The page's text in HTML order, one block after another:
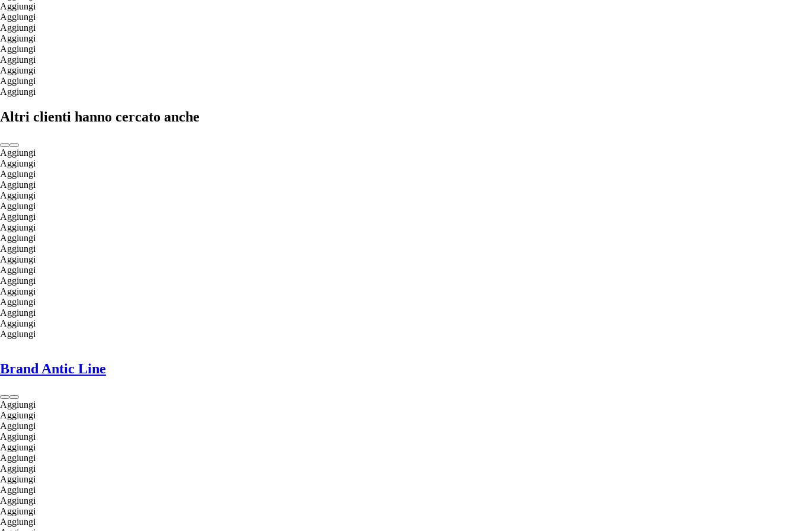
Aggiungi
Aggiungi
Aggiungi
Aggiungi
Aggiungi
Aggiungi
Aggiungi
Aggiungi
Aggiungi
Altri clienti hanno cercato anche
Aggiungi
Aggiungi
Aggiungi
Aggiungi
Aggiungi
Aggiungi
Aggiungi
Aggiungi
Aggiungi
Aggiungi
Aggiungi
Aggiungi
Aggiungi
Aggiungi
Aggiungi
Aggiungi
Aggiungi
Aggiungi
Brand Antic Line
Aggiungi
Aggiungi
Aggiungi
Aggiungi
Aggiungi
Aggiungi
Aggiungi
Aggiungi
Aggiungi
Aggiungi
Aggiungi
Aggiungi